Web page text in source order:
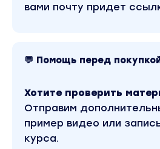
впечатляющих
Основатели и тренеры
года помогающей
Академии прошли
сотрудники из более чем
Наталья Гульчевская
Топ-менеджер MBA,
вами почту придет
💬 Помощь перед
Хотите проверить
Отправим
пример видео или
курса.